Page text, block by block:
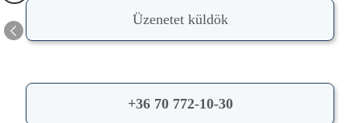
Üzenetet küldök
+36 70 772-10-30